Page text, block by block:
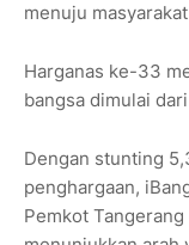
menuju
Harganas ke-33
bangsa dimulai
Dengan stunting
penghargaan,
Pemkot